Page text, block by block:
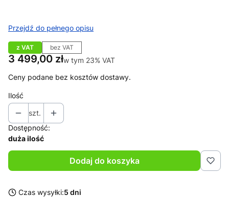
Przejdź do pełnego opisu
z VAT bez VAT
Cena
3 499,00 złw tym 23% VAT
w tym 23% VAT
Ceny podane bez kosztów dostawy.
Ilość
szt.
Dostępność:
duża ilość
Dodaj do koszyka
Czas wysyłki:5 dni